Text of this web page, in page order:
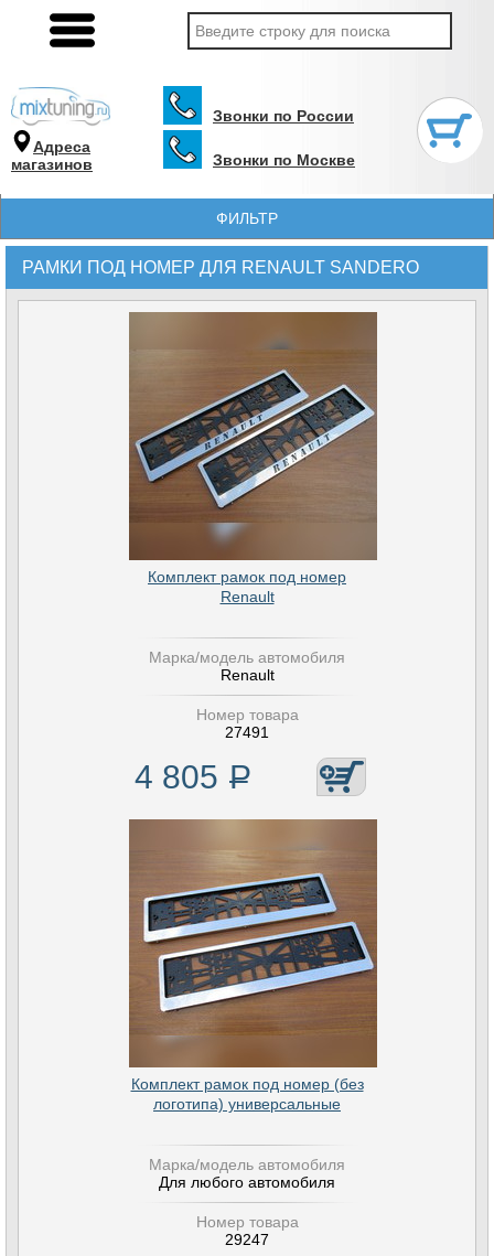
Адреса
магазинов
Звонки по России
Звонки по Москве
ФИЛЬТР
РАМКИ ПОД НОМЕР ДЛЯ RENAULT SANDERO
Комплект рамок под номер
Renault
Марка/модель автомобиля
Renault
Номер товара
27491
4 805 Р
Комплект рамок под номер (без
логотипа) универсальные
Марка/модель автомобиля
Для любого автомобиля
Номер товара
29247